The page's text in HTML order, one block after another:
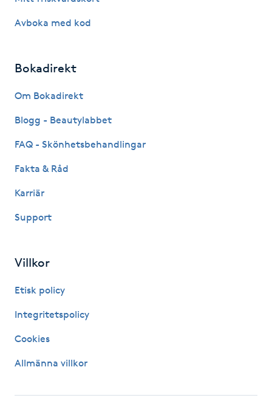
IPL hårborttagning
Katun fransar
Avboka med kod
Bokadirekt
Om Bokadirekt
Blogg - Beautylabbet
FAQ - Skönhetsbehandlingar
Fakta & Råd
Karriär
Support
Villkor
Etisk policy
Integritetspolicy
Cookies
Allmänna villkor